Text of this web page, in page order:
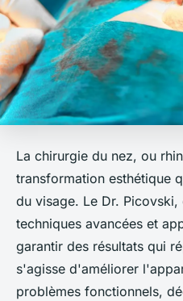
La chirurgie du nez, ou
transformation esthétique
du visage. Le Dr.
techniques avancées et
garantir des résultats qui
s'agisse d'améliorer
problèmes fonctionnels,